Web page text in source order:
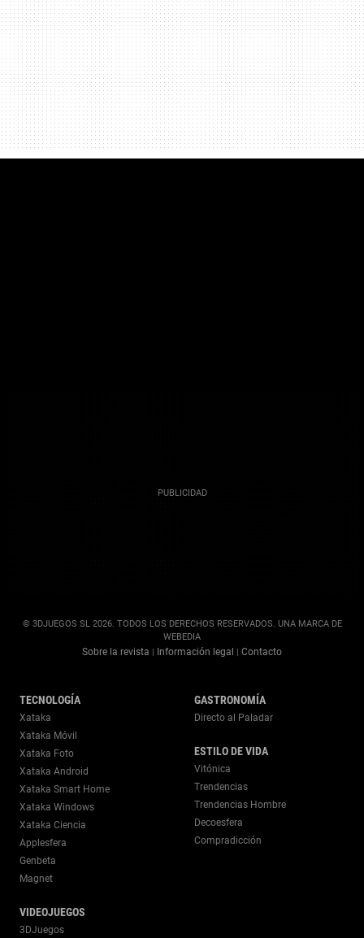
© 3DJUEGOS SL 2026. TODOS LOS DERECHOS RESERVADOS. UNA MARCA DE
WEBEDIA
Sobre la revista | Información legal | Contacto
TECNOLOGÍA
Xataka
Xataka Móvil
Xataka Foto
Xataka Android
Xataka Smart Home
Xataka Windows
Xataka Ciencia
Applesfera
Genbeta
Magnet
VIDEOJUEGOS
3DJuegos
GASTRONOMÍA
Directo al Paladar
ESTILO DE VIDA
Vitónica
Trendencias
Trendencias Hombre
Decoesfera
Compradicción